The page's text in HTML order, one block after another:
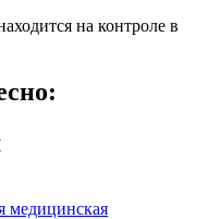
на контроле в
медицинская